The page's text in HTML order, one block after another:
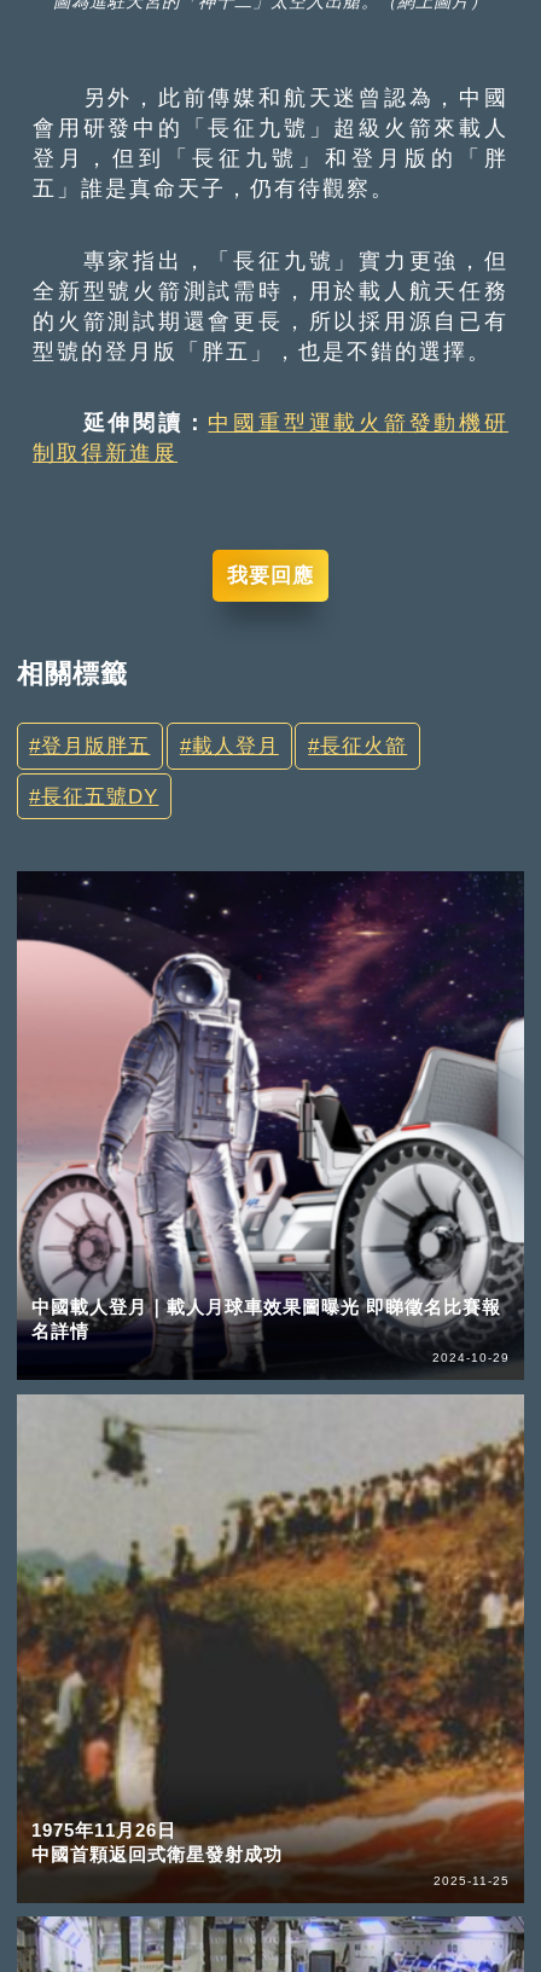
另外，此前傳媒和航天迷曾認為，中國
會用研發中的「長征九號」超級火箭來載人
登月，但到「長征九號」和登月版的「胖
五」誰是真命天子，仍有待觀察。
專家指出，「長征九號」實力更強，但
全新型號火箭測試需時，用於載人航天任務
的火箭測試期還會更長，所以採用源自已有
型號的登月版「胖五」，也是不錯的選擇。
延伸閱讀： 中國重型運載火箭發動機研
制取得新進展
我要回應
相關標籤
登月版胖五 載人登月 長征火箭
長征五號DY
中國載人登月｜載人月球車效果圖曝光 即睇徵名比賽報
名詳情
2024-10-29
1975年11月26日
中國首顆返回式衛星發射成功
2025-11-25